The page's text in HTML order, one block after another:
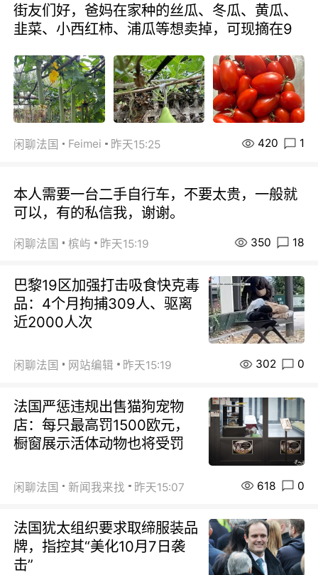
街友们好，爸妈在家种的丝瓜、冬瓜、黄瓜、
韭菜、小西红柿、浦瓜等想卖掉，可现摘在9
闲聊法国 Feimei 昨天15:25 420 1
本人需要一台二手自行车，不要太贵，一般就
可以，有的私信我，谢谢。
闲聊法国 槟屿 昨天15:19 350 18
巴黎19区加强打击吸食快克毒
品：4个月拘捕309人、驱离
近2000人次
闲聊法国 网站编辑 昨天15:19 302 0
法国严惩违规出售猫狗宠物
店：每只最高罚1500欧元，
橱窗展示活体动物也将受罚
闲聊法国 新闻我来找 昨天15:07 618 0
法国犹太组织要求取缔服装品
牌，指控其“美化10月7日袭
击”